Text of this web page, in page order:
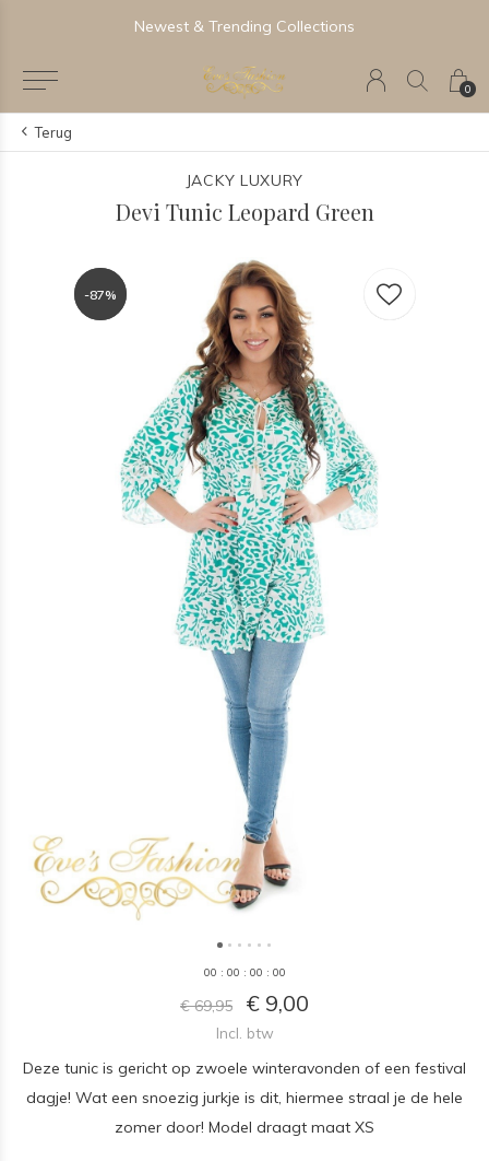
0
Newest & Trending Collections
Terug
JACKY LUXURY
Devi Tunic Leopard Green
-87%
-87%
00 : 00 : 00 : 00
€ 69,95 € 9,00
Incl. btw
Deze tunic is gericht op zwoele winteravonden of een festival
dagje! Wat een snoezig jurkje is dit, hiermee straal je de hele
zomer door! Model draagt maat XS